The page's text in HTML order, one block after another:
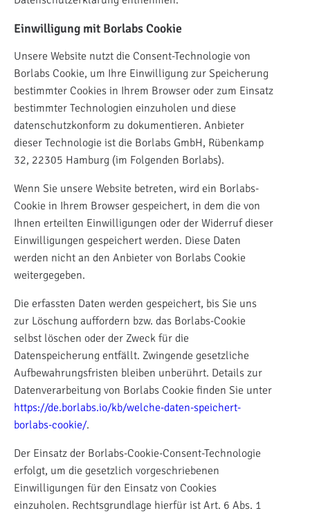
Einwilligung mit Borlabs Cookie
Unsere Website nutzt die Consent-Technologie von
Borlabs Cookie, um Ihre Einwilligung zur Speicherung
bestimmter Cookies in Ihrem Browser oder zum Einsatz
bestimmter Technologien einzuholen und diese
datenschutzkonform zu dokumentieren. Anbieter
dieser Technologie ist die Borlabs GmbH, Rübenkamp
32, 22305 Hamburg (im Folgenden Borlabs).
Wenn Sie unsere Website betreten, wird ein Borlabs-
Cookie in Ihrem Browser gespeichert, in dem die von
Ihnen erteilten Einwilligungen oder der Widerruf dieser
Einwilligungen gespeichert werden. Diese Daten
werden nicht an den Anbieter von Borlabs Cookie
weitergegeben.
Die erfassten Daten werden gespeichert, bis Sie uns
zur Löschung auffordern bzw. das Borlabs-Cookie
selbst löschen oder der Zweck für die
Datenspeicherung entfällt. Zwingende gesetzliche
Aufbewahrungsfristen bleiben unberührt. Details zur
Datenverarbeitung von Borlabs Cookie finden Sie unter
https://de.borlabs.io/kb/welche-daten-speichert-
borlabs-cookie/.
Der Einsatz der Borlabs-Cookie-Consent-Technologie
erfolgt, um die gesetzlich vorgeschriebenen
Einwilligungen für den Einsatz von Cookies
einzuholen. Rechtsgrundlage hierfür ist Art. 6 Abs. 1